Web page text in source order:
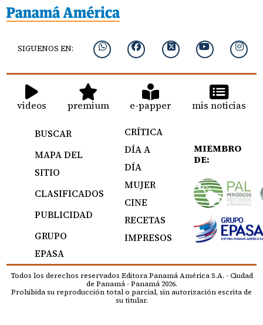
SIGUENOS EN:
videos premium e-papper mis noticias
BUSCAR
MAPA DEL
SITIO
CLASIFICADOS
PUBLICIDAD
GRUPO
EPASA
CRÍTICA
DÍA A
DÍA
MUJER
CINE
RECETAS
IMPRESOS
MIEMBRO
DE:
Todos los derechos reservados Editora Panamá América S.A. - Ciudad
de Panamá - Panamá 2026.
Prohibida su reproducción total o parcial, sin autorización escrita de
su titular.